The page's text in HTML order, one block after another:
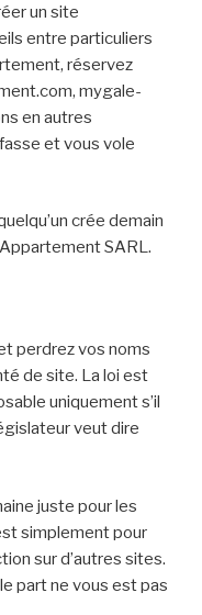
un site
entre particuliers
réservez
mygale-
en autres
et vous vole
crée demain
SARL.
perdrez vos noms
de site. La loi est
uniquement s’il
veut dire
juste pour les
simplement pour
sur d’autres sites.
part ne vous est pas